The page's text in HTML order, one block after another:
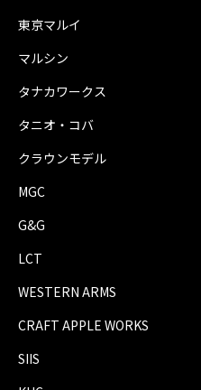
東京マルイ
マルシン
タナカワークス
タニオ・コバ
クラウンモデル
MGC
G&G
LCT
WESTERN ARMS
CRAFT APPLE WORKS
SIIS